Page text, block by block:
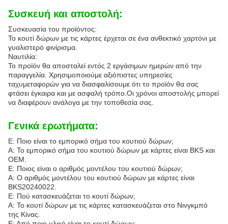
Συσκευή και αποστολή:
Συσκευασία του προϊόντος:
Το κουτί δώρων με τις κάρτες έρχεται σε ένα ανθεκτικό χαρτόνι με
γυαλιστερό φινίρισμα.
Ναυτιλία:
Το προϊόν θα αποσταλεί εντός 2 εργάσιμων ημερών από την
παραγγελία. Χρησιμοποιούμε αξιόπιστες υπηρεσίες
ταχυμεταφορών για να διασφαλίσουμε ότι το προϊόν θα σας
φτάσει έγκαιρα και με ασφαλή τρόπο.Οι χρόνοι αποστολής μπορεί
να διαφέρουν ανάλογα με την τοποθεσία σας.
Γενικά ερωτήματα:
Ε: Ποιο είναι το εμπορικό σήμα του κουτιού δώρων;
Α: Το εμπορικό σήμα του κουτιού δώρων με κάρτες είναι BKS και
OEM.
Ε: Ποιος είναι ο αριθμός μοντέλου του κουτιού δώρων;
Α: Ο αριθμός μοντέλου του κουτιού δώρων με κάρτες είναι
BKS20240022.
Ε: Πού κατασκευάζεται το κουτί δώρων;
Α: Το κουτί δώρων με τις κάρτες κατασκευάζεται στο Νινγκμπό
της Κίνας.